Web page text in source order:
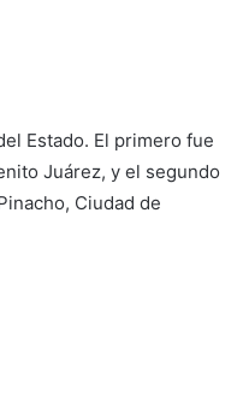
Estado. El primero fue
Juárez, y el segundo
Ciudad de